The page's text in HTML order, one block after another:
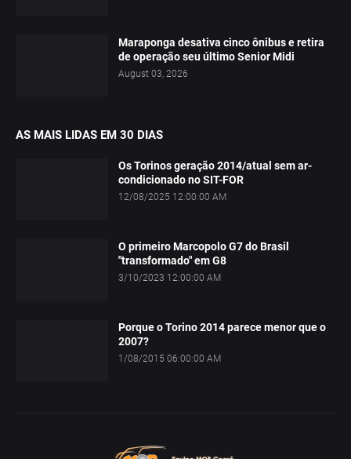
Maraponga desativa cinco ônibus e retira
de operação seu último Senior Midi
August 03, 2026
AS MAIS LIDAS EM 30 DIAS
Os Torinos geração 2014/atual sem ar-
condicionado no SIT-FOR
12/08/2025 12:00:00 AM
O primeiro Marcopolo G7 do Brasil
"transformado" em G8
3/10/2023 12:00:00 AM
Porque o Torino 2014 parece menor que o
2007?
1/08/2015 06:00:00 AM